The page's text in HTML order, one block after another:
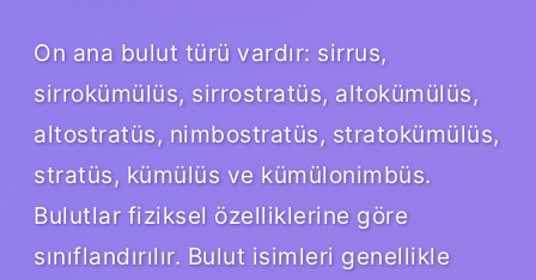
On ana bulut türü vardır: sirrus,
sirrokümülüs, sirrostratüs, altokümülüs,
altostratüs, nimbostratüs, stratokümülüs,
stratüs, kümülüs ve kümülonimbüs.
Bulutlar fiziksel özelliklerine göre
sınıflandırılır. Bulut isimleri genellikle